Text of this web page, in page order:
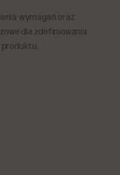
wymagań oraz
dla zdefiniowania
produktu.